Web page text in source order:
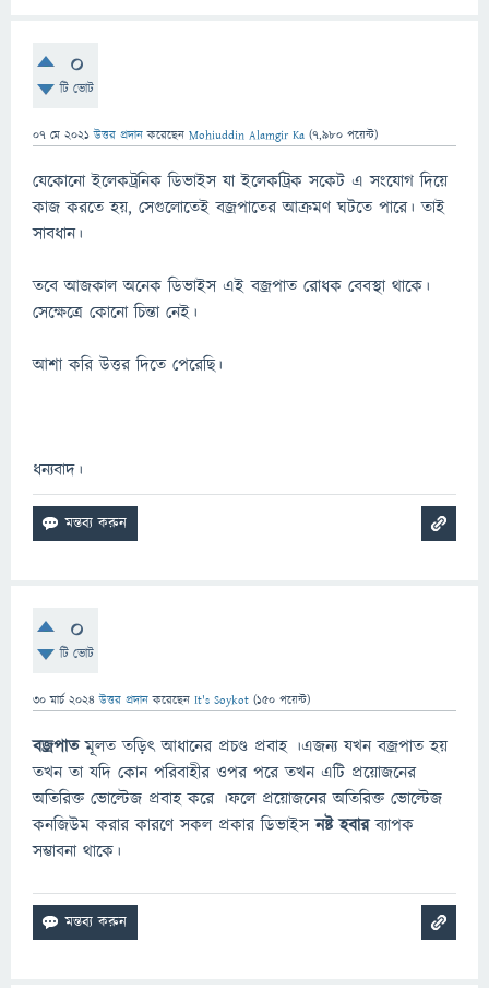
0
টি ভোট
07 মে 2021 উত্তর প্রদান করেছেন Mohiuddin Alamgir Ka (7,980 পয়েন্ট)
যেকোনো ইলেকট্রনিক ডিভাইস যা ইলেকট্রিক সকেট এ সংযোগ দিয়ে
কাজ করতে হয়, সেগুলোতেই বজ্রপাতের আক্রমণ ঘটতে পারে। তাই
সাবধান।
তবে আজকাল অনেক ডিভাইস এই বজ্রপাত রোধক বেবস্থা থাকে।
সেক্ষেত্রে কোনো চিন্তা নেই।
আশা করি উত্তর দিতে পেরেছি।
ধন্যবাদ।
0
টি ভোট
30 মার্চ 2024 উত্তর প্রদান করেছেন It's Soykot (150 পয়েন্ট)
বজ্রপাতমূলত তড়িৎ আধানের প্রচণ্ড প্রবাহ ।এজন্য যখন বজ্রপাত হয়
তখন তা যদি কোন পরিবাহীর ওপর পরে তখন এটি প্রয়োজনের
অতিরিক্ত ভোল্টেজ প্রবাহ করে ।ফলে প্রয়োজনের অতিরিক্ত ভোল্টেজ
কনজিউম করার কারণে সকল প্রকার ডিভাইসনষ্ট হবারব্যাপক
সম্ভাবনা থাকে।